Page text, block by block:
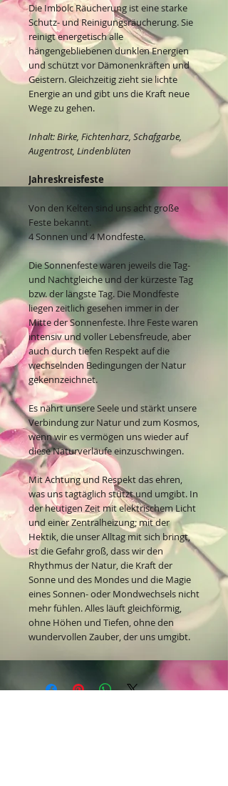
Die Imbolc Räucherung ist eine starke
Schutz- und Reinigungsräucherung. Sie
reinigt energetisch alle
hängengebliebenen dunklen Energien
und schützt vor Dämonenkräften und
Geistern. Gleichzeitig zieht sie lichte
Energie an und gibt uns die Kraft neue
Wege zu gehen.
Inhalt: Birke, Fichtenharz, Schafgarbe,
Augentrost, Lindenblüten
Jahreskreisfeste
Von den Kelten sind uns acht große
Feste bekannt.
4 Sonnen und 4 Mondfeste.
Die Sonnenfeste waren jeweils die Tag-
und Nachtgleiche und der kürzeste Tag
bzw. der längste Tag. Die Mondfeste
liegen zeitlich gesehen immer in der
Mitte der Sonnenfeste. Ihre Feste waren
intensiv und voller Lebensfreude, aber
auch durch tiefen Respekt auf die
wechselnden Bedingungen der Natur
gekennzeichnet.
Es nährt unsere Seele und stärkt unsere
Verbindung zur Natur und zum Kosmos,
wenn wir es vermögen uns wieder auf
diese Naturverläufe einzuschwingen.
Mit Achtung und Respekt das ehren,
was uns tagtäglich stützt und umgibt. In
der heutigen Zeit mit elektrischem Licht
und einer Zentralheizung; mit der
Hektik, die unser Alltag mit sich bringt,
ist die Gefahr groß, dass wir den
Rhythmus der Natur, die Kraft der
Sonne und des Mondes und die Magie
eines Sonnen- oder Mondwechsels nicht
mehr fühlen. Alles läuft gleichförmig,
ohne Höhen und Tiefen, ohne den
wundervollen Zauber, der uns umgibt.